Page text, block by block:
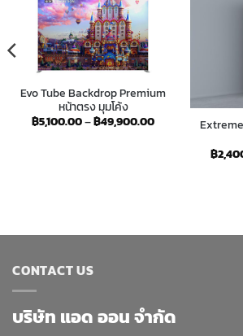
Evo Tube Backdrop Premium
หน้าตรง มุมโค้ง
฿5,100.00–฿49,900.00Price
฿49,900.00
Extreme
฿
CONTACT US
บริษัท แอด ออน จำกัด